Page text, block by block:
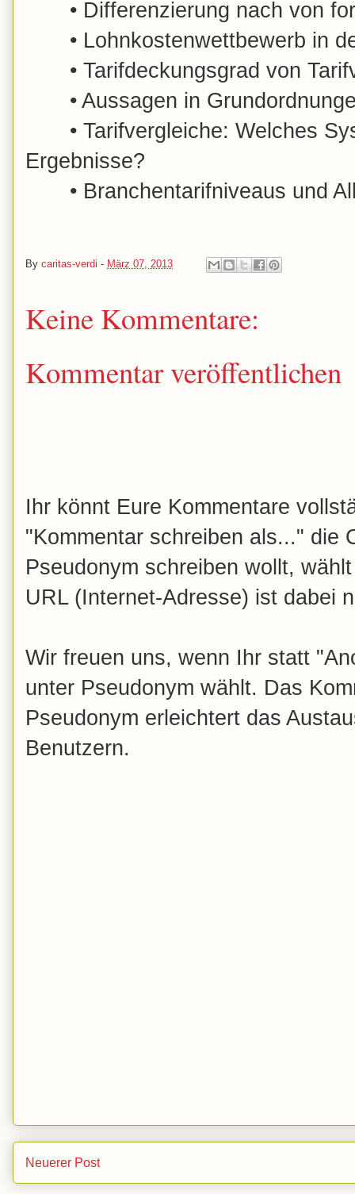
• Differenzierung nach von
• Lohnkostenwettbewerb in
• Tarifdeckungsgrad von
•Aussagen in
• Tarifvergleiche: Welches
Ergebnisse?
• Branchentarifniveaus und
By caritas-verdi - März 07, 2013
Keine Kommentare:
Kommentar veröffentlichen
Ihr könnt Eure Kommentare
"Kommentar schreiben als..." die
Pseudonym schreiben wollt,
URL (Internet-Adresse) ist dabei
Wir freuen uns, wenn Ihr statt
unter Pseudonym wählt. Das
Pseudonym erleichtert das
Benutzern.
Neuerer Post